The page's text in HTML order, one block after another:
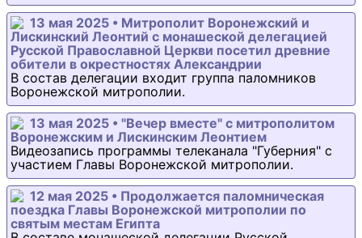
13 мая 2025 • Митрополит Воронежский и
Лискинский Леонтий с монашеской делегацией
Русской Православной Церкви посетил древние
обители в окрестностях Александрии
В состав делегации входит группа паломников
Воронежской митрополии.
13 мая 2025 • "Вечер вместе" с митрополитом
Воронежским и Лискинским Леонтием
Видеозапись программы телеканала "Губерния" с
участием Главы Воронежской митрополии.
12 мая 2025 • Продолжается паломническая
поездка Главы Воронежской митрополии по
святым местам Египта